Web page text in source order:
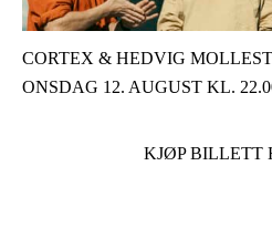
CORTEX & HEDVIG
ONSDAG 12. AUGUST KL.
KJØP BILLETT